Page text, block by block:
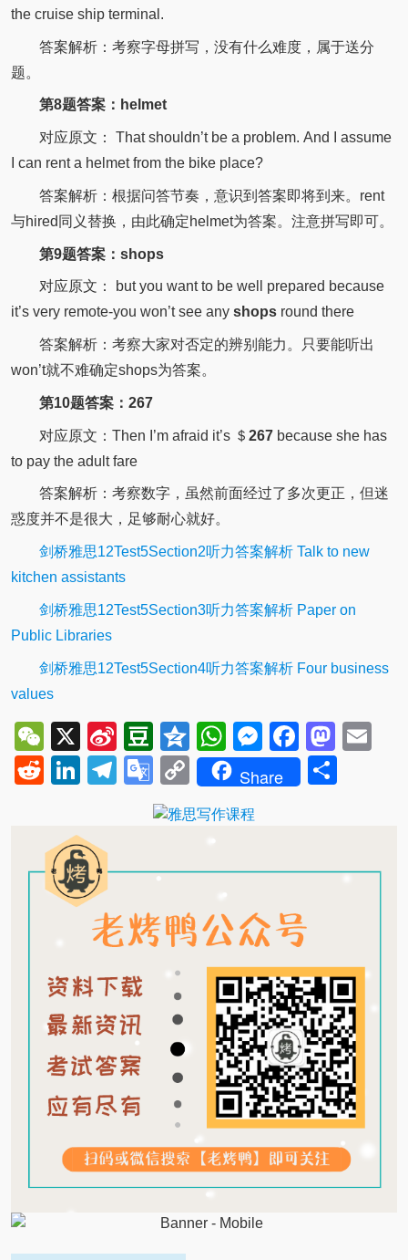
the cruiseship terminal.
答案解析：考察字母拼写，没有什么难度，属于送分
题。
第8题答案：helmet
对应原文： That shouldn’t be a problem. And I assume
I can rent a helmetfrom the bike place?
答案解析：根据问答节奏，意识到答案即将到来。rent
与hired同义替换，由此确定helmet为答案。注意拼写即可。
第9题答案：shops
对应原文： but you want to be well prepared because
it’s very remote-you won’t see any shopsround there
答案解析：考察大家对否定的辨别能力。只要能听出
won’t就不难确定shops为答案。
第10题答案：267
对应原文：Then I’m afraid it’s ＄ 267because she has
to pay the adult fare
答案解析：考察数字，虽然前面经过了多次更正，但迷
惑度并不是很大，足够耐心就好。
剑桥雅思12Test5Section2听力答案解析 Talk to new
kitchen assistants
剑桥雅思12Test5Section3听力答案解析 Paper on
Public Libraries
剑桥雅思12Test5Section4听力答案解析 Four business
values
WeChat
X
Sina
Weibo
Douban
QzoneWhatsApp
Messenger
RedditLinkedIn
Telegram
Google
Translate
Copy
Link
Share